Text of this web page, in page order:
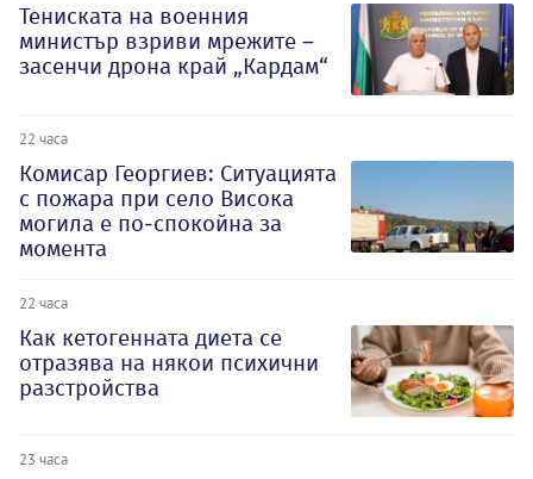
Тениската на военния
министър взриви мрежите –
засенчи дрона край „Кардам“
22 часа
Комисар Георгиев: Ситуацията
с пожара при село Висока
могила е по-спокойна за
момента
22 часа
Как кетогенната диета се
отразява на някои психични
разстройства
23 часа